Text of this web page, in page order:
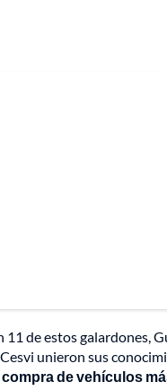
11 de estos galardones,
unieron sus
de vehículos